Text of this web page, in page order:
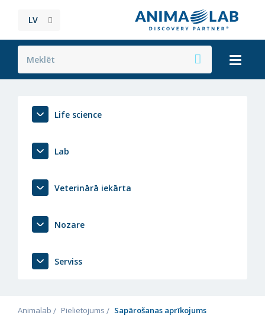
LV
Life science
Lab
Veterinārā iekārta
Nozare
Serviss
Animalab Pielietojums Sapārošanas aprīkojums